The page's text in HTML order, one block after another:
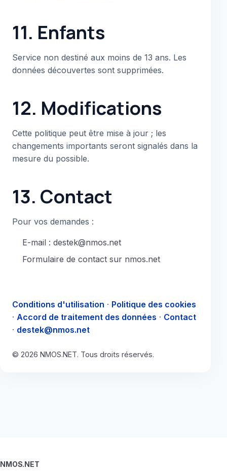
11. Enfants
Service non destiné aux moins de 13 ans. Les
données découvertes sont supprimées.
12. Modifications
Cette politique peut être mise à jour ; les
changements importants seront signalés dans la
mesure du possible.
13. Contact
Pour vos demandes :
E-mail : destek@nmos.net
Formulaire de contact sur nmos.net
Conditions d'utilisation · Politique des cookies
· Accord de traitement des données · Contact
· destek@nmos.net
© 2026 NMOS.NET. Tous droits réservés.
NMOS.NET